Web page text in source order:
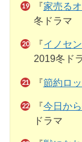
『家売る
冬ドラマ
『イノセ
2019冬ド
『節約ロ
『今日か
ドラマ